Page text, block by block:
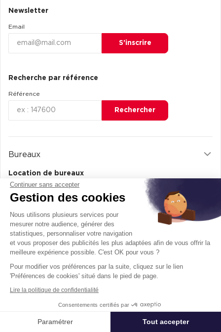
Affiner ma recherche
Newsletter
Email
S’inscrire
Recherche par référence
Référence
Rechercher
Bureaux
Location de bureaux
Location bureaux Paris (75000)
Location Bureaux Lyon (69000)
Location Bureaux à Marseille (13000)
Location de bureaux à Bordeaux (33000)
Location bureaux à Toulouse (31000)
Achat de bureaux
Achat de bureaux à Paris (75000)
Achat de bureaux à Lyon (69000)
Vente de bureaux à Marseille (13000)
Achat bureaux à Bordeaux (33000)
Continuer sans accepter
Gestion des cookies
Nous utilisons plusieurs services pour
mesurer notre audience, générer des
statistiques, personnaliser votre navigation
et vous proposer des publicités les plus adaptées afin de vous offrir la
meilleure expérience possible. C'est OK pour vous ?
Pour modifier vos préférences par la suite, cliquez sur le lien
'Préférences de cookies' situé dans le pied de page.
Lire la politique de confidentialité
Consentements certifiés par
Paramétrer Tout accepter